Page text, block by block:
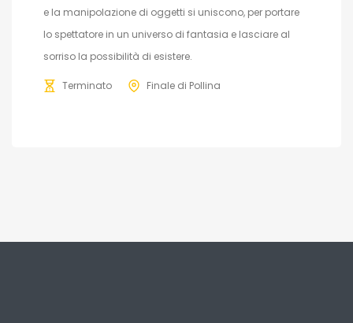
e la manipolazione di oggetti si uniscono, per portare
lo spettatore in un universo di fantasia e lasciare al
sorriso la possibilità di esistere.
Terminato Finale di Pollina